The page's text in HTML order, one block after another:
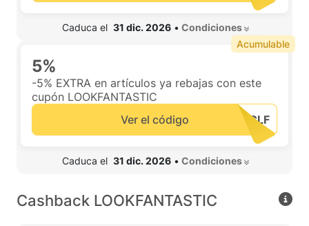
Caduca el 31 dic. 2026 • Condiciones
5%
-5% EXTRA en artículos ya rebajas con este
cupón LOOKFANTASTIC
Ver el código
Caduca el 31 dic. 2026 • Condiciones
Acumulable
Cashback LOOKFANTASTIC